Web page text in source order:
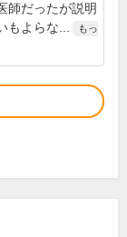
師だったが説明
もよらな...
もっ